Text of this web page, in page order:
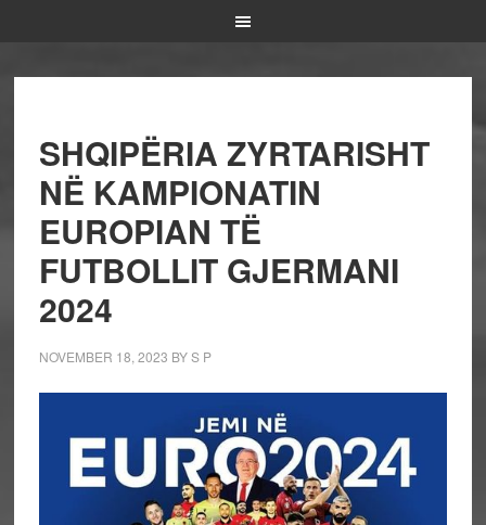
SHQIPËRIA ZYRTARISHT
NË KAMPIONATIN
EUROPIAN TË
FUTBOLLIT GJERMANI
2024
NOVEMBER 18, 2023 BYS P